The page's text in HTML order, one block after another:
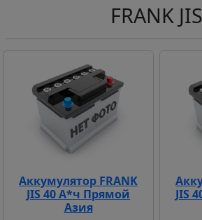
FRANK JIS
Аккумулятор FRANK
JIS 40 А*ч Прямой
Азия
JIS